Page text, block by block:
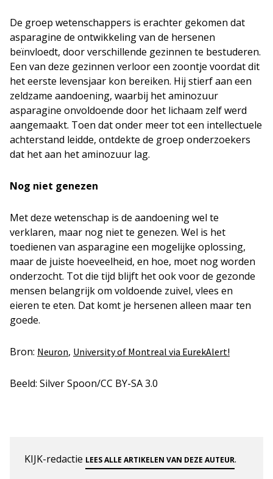
De groep wetenschappers is erachter gekomen dat
asparagine de ontwikkeling van de hersenen
beïnvloedt, door verschillende gezinnen te bestuderen.
Een van deze gezinnen verloor een zoontje voordat dit
het eerste levensjaar kon bereiken. Hij stierf aan een
zeldzame aandoening, waarbij het aminozuur
asparagine onvoldoende door het lichaam zelf werd
aangemaakt. Toen dat onder meer tot een intellectuele
achterstand leidde, ontdekte de groep onderzoekers
dat het aan het aminozuur lag.
Nog niet genezen
Met deze wetenschap is de aandoening wel te
verklaren, maar nog niet te genezen. Wel is het
toedienen van asparagine een mogelijke oplossing,
maar de juiste hoeveelheid, en hoe, moet nog worden
onderzocht. Tot die tijd blijft het ook voor de gezonde
mensen belangrijk om voldoende zuivel, vlees en
eieren te eten. Dat komt je hersenen alleen maar ten
goede.
Bron: Neuron, University of Montreal via EurekAlert!
Beeld: Silver Spoon/CC BY-SA 3.0
KIJK-redactie LEES ALLE ARTIKELEN VAN DEZE AUTEUR.